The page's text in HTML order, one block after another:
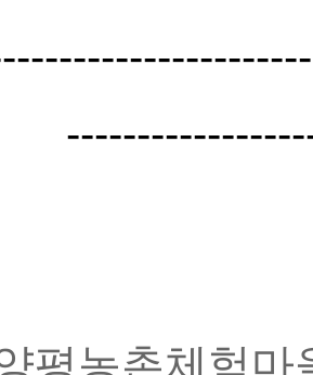
--------
평농촌체험